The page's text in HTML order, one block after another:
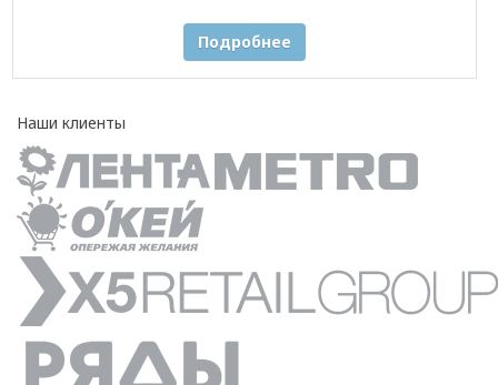
Подробнее
Наши клиенты